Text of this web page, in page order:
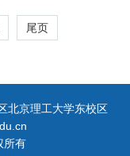
尾页
北京理工大学东校区
所有